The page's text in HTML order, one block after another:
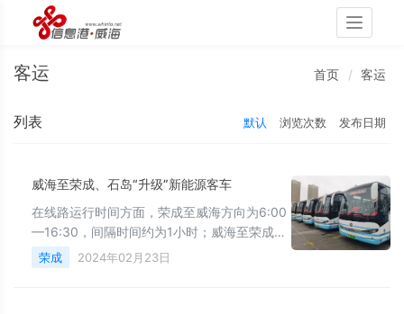
Toggle
客运 首页 客运
列表 默认 浏览次数 发布日期
威海至荣成、石岛“升级”新能源客车
在线路运行时间方面，荣成至威海方向为6:00
—16:30，间隔时间约为1小时；威海至荣成方
向为6:50—17:20，间隔时间约为1小时。石岛
至威海方向为6:05—16:05，间隔时间约为50
荣成 2024年02月23日